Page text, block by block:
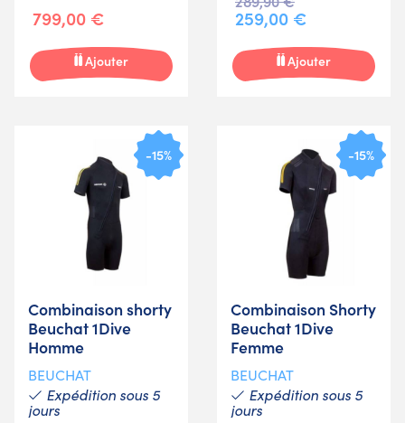
799,00 €
Ajouter
259,00 €
Ajouter
-15%
Combinaison shorty
Beuchat 1Dive
Homme
BEUCHAT
Expédition sous 5
jours
-15%
Combinaison Shorty
Beuchat 1Dive
Femme
BEUCHAT
Expédition sous 5
jours